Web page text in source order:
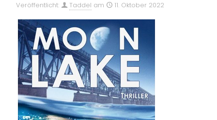
Veröffentlicht: Taddel am 11. Oktober 2022